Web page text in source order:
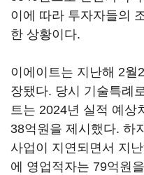
이에 따라 투자자들의
한 상황이다.
이에이트는 지난해 2월
장됐다. 당시 기술특례
트는 2024년 실적 예상
38억원을 제시했다. 하
사업이 지연되면서 지
에 영업적자는 79억원